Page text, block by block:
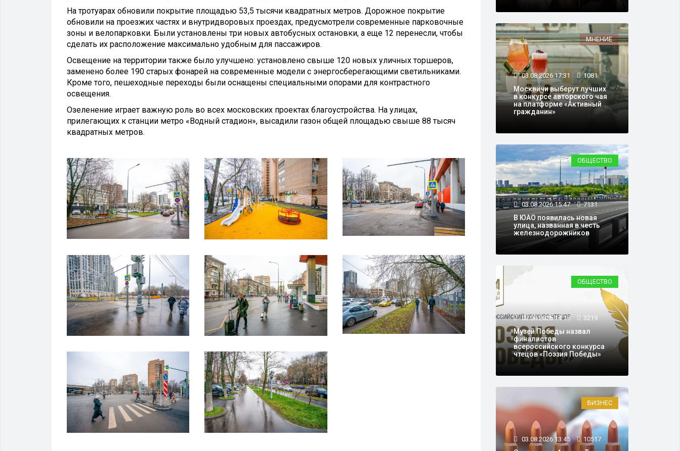
На тротуарах обновили покрытие площадью 53,5 тысячи квадратных метров. Дорожное покрытие
обновили на проезжих частях и внутридворовых проездах, предусмотрели современные парковочные
зоны и велопарковки. Были установлены три новых автобусных остановки, а еще 12 перенесли, чтобы
сделать их расположение максимально удобным для пассажиров.
Освещение на территории также было улучшено: установлено свыше 120 новых уличных торшеров,
заменено более 190 старых фонарей на современные модели с энергосберегающими светильниками.
Кроме того, пешеходные переходы были оснащены специальными опорами для контрастного
освещения.
Озеленение играет важную роль во всех московских проектах благоустройства. На улицах,
прилегающих к станции метро «Водный стадион», высадили газон общей площадью свыше 88 тысяч
квадратных метров.
МНЕНИЕ
03.08.2026 17:31 1081
Москвичи выберут лучших
в конкурсе авторского чая
на платформе «Активный
гражданин»
ОБЩЕСТВО
03.08.2026 15:47 7131
В ЮАО появилась новая
улица, названная в честь
железнодорожников
ОБЩЕСТВО
03.08.2026 14:19 3219
Музей Победы назвал
финалистов
всероссийского конкурса
чтецов «Поэзия Победы»
БИЗНЕС
03.08.2026 13:45 10517